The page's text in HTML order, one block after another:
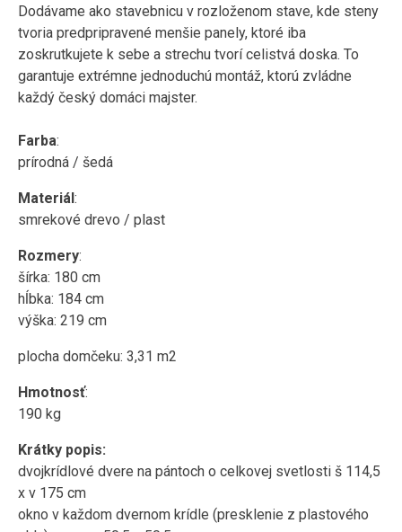
Dodávame ako stavebnicu v rozloženom stave, kde steny
tvoria predpripravené menšie panely, ktoré iba
zoskrutkujete k sebe a strechu tvorí celistvá doska. To
garantuje extrémne jednoduchú montáž, ktorú zvládne
každý český domáci majster.
Farba:
prírodná / šedá
Materiál:
smrekové drevo / plast
Rozmery:
šírka: 180 cm
hĺbka: 184 cm
výška: 219 cm
plocha domčeku: 3,31 m2
Hmotnosť:
190 kg
Krátky popis:
dvojkrídlové dvere na pántoch o celkovej svetlosti š 114,5
x v 175 cm
okno v každom dvernom krídle (presklenie z plastového